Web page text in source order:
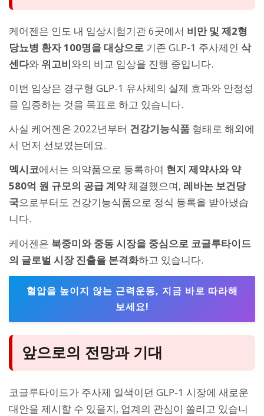
케어젠은 인도 내 임상시험기관 6곳에서 비만 및 제2형
당뇨병 환자 100명을 대상으로 기존 GLP-1 주사제인 삭
센다와 위고비와의 비교 임상을 진행 중입니다.
이번 임상은 경구형 GLP-1 유사체의 실제 효과와 안정성
을 입증하는 것을 목표로 하고 있습니다.
사실 케어젠은 2022년부터 건강기능식품 형태로 해외에
서 먼저 선보였는데요.
멕시코에서는 의약품으로 등록하여 현지 제약사와 약
580억 원 규모의 공급 계약체결했으며, 레바논 보건당
국으로부터도 건강기능식품으로 정식 등록을 받아냈습
니다.
케어젠은 북중미와 중동 시장을 중심으로 코글루타이드
의 글로벌 시장 진출을 본격화하고 있습니다.
혈압을 높이지 않는 근력운동, 지금 바로 따라해
보세요!
앞으로의 전망과 기대
코글루타이드가 주사제 일색이던 GLP-1 시장에 새로운
대안을 제시할 수 있을지, 업계의 관심이 쏠리고 있습니